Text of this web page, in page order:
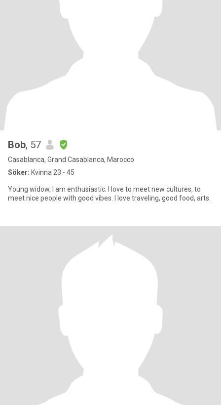
Bob, 57
Casablanca, Grand Casablanca, Marocco
Söker: Kvinna 23 - 45
Young widow, I am enthusiastic. I love to meet new cultures, to
meet nice people with good vibes. I love traveling, good food, arts.